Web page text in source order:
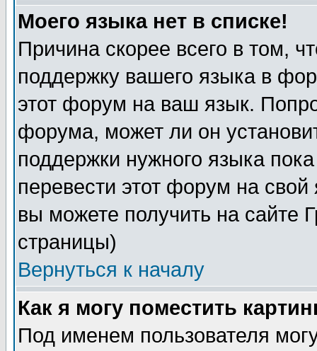
Моего языка нет в списке!
Причина скорее всего в том,
поддержку вашего языка в
этот форум на ваш язык.
форума, может ли он
поддержки нужного языка
перевести этот форум на
вы можете получить на сайте
страницы)
Вернуться к началу
Как я могу поместить
Под именем пользователя